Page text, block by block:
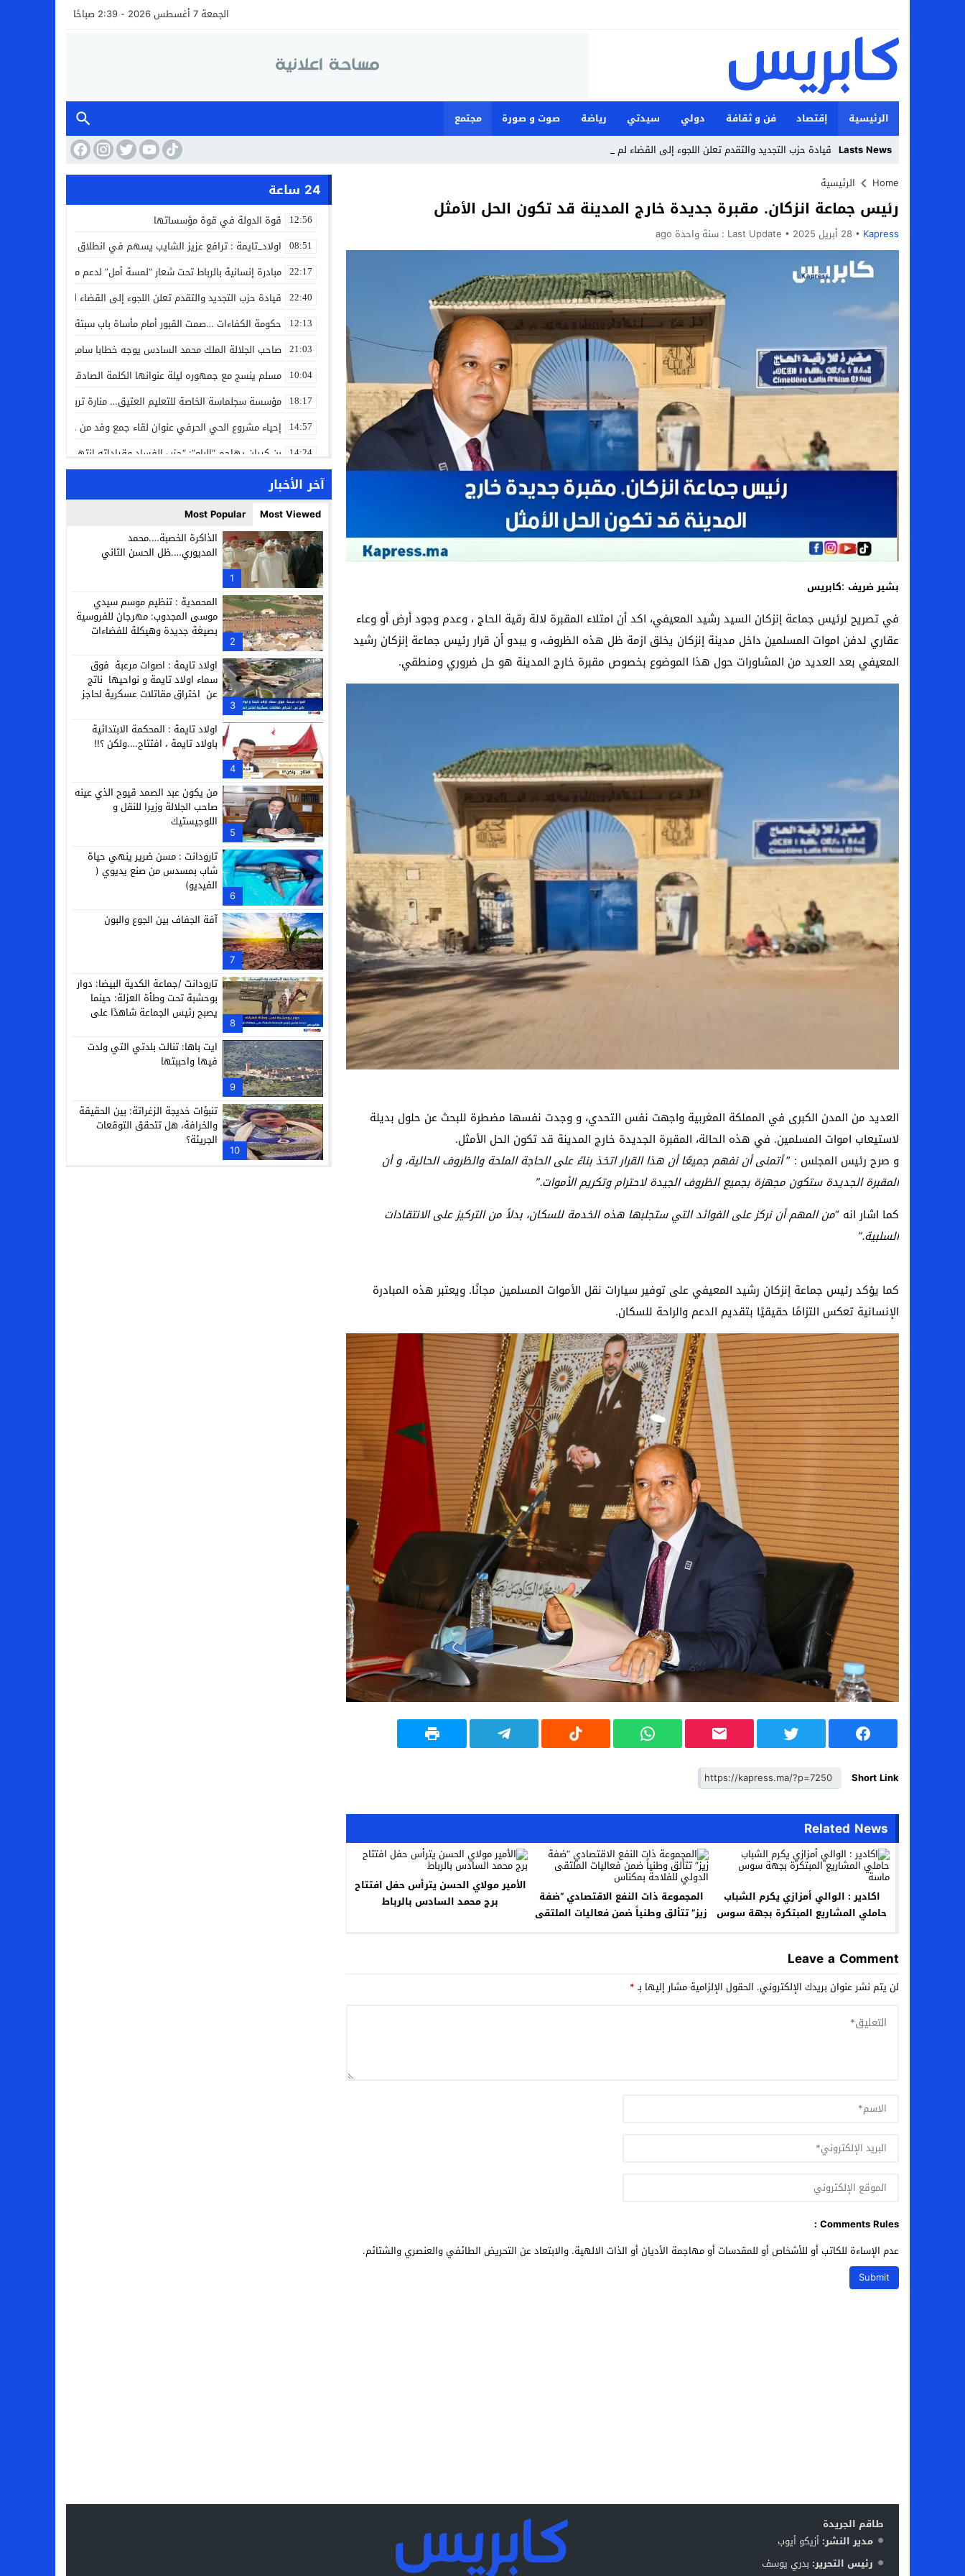
الجمعة 7 أغسطس 2026 - 2:39 صباحًا
الرئيسية إقتصاد فن و ثقافة دولي سيدتي رياضة صوت و صورة
مجتمع
Lasts News قيادة حزب التجديد والتقدم تعلن اللجوء إلى القضاء لمواجهة ما وصفته ب _
Stop
Previous
Next
Home الرئيسية
رئيس جماعة انزكان. مقبرة جديدة خارج المدينة قد تكون الحل الأمثل
Kapress 28 أبريل 2025 Last Update : سنة واحدة ago
بشير ضريف :كابريس
في تصريح لرئيس جماعة إنزكان السيد رشيد المعيفي، اكد أن امتلاء المقبرة لالة رقية الحاج ، وعدم وجود أرض أو وعاء
عقاري لدفن اموات المسلمين داخل مدينة إنزكان يخلق ازمة ظل هذه الظروف، و يبدو أن قرار رئيس جماعة إنزكان رشيد
المعيفي بعد العديد من المشاورات حول هذا الموضوع بخصوص مقبرة خارج المدينة هو حل ضروري ومنطقي.
العديد من المدن الكبرى في المملكة المغربية واجهت نفس التحدي، و وجدت نفسها مضطرة للبحث عن حلول بديلة
لاستيعاب اموات المسلمين. في هذه الحالة، المقبرة الجديدة خارج المدينة قد تكون الحل الأمثل.
و صرح رئيس المجلس : ”أتمنى أن نفهم جميعًا أن هذا القرار اتخذ بناءً على الحاجة الملحة والظروف الحالية، و أن
المقبرة الجديدة ستكون مجهزة بجميع الظروف الجيدة لاحترام وتكريم الأموات.”
كما اشار انه “من المهم أن نركز على الفوائد التي ستجلبها هذه الخدمة للسكان، بدلاً من التركيز على الانتقادات
السلبية.”
كما يؤكد رئيس جماعة إنزكان رشيد المعيفي على توفير سيارات نقل الأموات المسلمين مجانًا. ويعتبر هذه المبادرة
الإنسانية تعكس التزامًا حقيقيًا بتقديم الدعم والراحة للسكان.
Short Link
Related News
اكادير : الوالي أمزازي يكرم الشباب
حاملي المشاريع المبتكرة بجهة سوس
المجموعة ذات النفع الاقتصادي “ضفة
زيز” تتألق وطنياً ضمن فعاليات الملتقى
الأمير مولاي الحسن يترأس حفل افتتاح
برج محمد السادس بالرباط
Leave a Comment
لن يتم نشر عنوان بريدك الإلكتروني. الحقول الإلزامية مشار إليها بـ*
Comments Rules :
عدم الإساءة للكاتب أو للأشخاص أو للمقدسات أو مهاجمة الأديان أو الذات الالهية. والابتعاد عن التحريض الطائفي والعنصري والشتائم.
24 ساعة
12:56 قوة الدولة في قوة مؤسساتها
08:51 اولاد_تايمة : ترافع عزيز الشايب يسهم في انطلاق مشروع مائي
22:17 مبادرة إنسانية بالرباط تحت شعار “لمسة أمل” لدعم مرضى السرطان
22:40 قيادة حزب التجديد والتقدم تعلن اللجوء إلى القضاء لمواجهة ما
12:13 حكومة الكفاءات …صمت القبور أمام مأساة باب سبتة
21:03 صاحب الجلالة الملك محمد السادس يوجه خطابا ساميا إلى الأمة
10:04 مسلم ينسج مع جمهوره ليلة عنوانها الكلمة الصادقة في مهرجان
18:17 مؤسسة سجلماسة الخاصة للتعليم العتيق… منارة تربوية تجمع بين
14:57 إحياء مشروع الحي الحرفي عنوان لقاء جمع وفد من جمعية التضامن
14:24 بن كيران يهاجم “البام”: “حزب الفساد وقياداته انتهى ببعضها في
11:33 كمال محرر يقود استئنافية تارودانت: مسار قضائي راسخ ورؤية
حبشان وكيلاً عاماً بتارودانت: ترقية جديدة في الحركة القضائية
21:28 حزب الديمقراطيين الجدد يؤسس منظمتي شباب ونساء الصحراء بالعيون
13:37 عطش أولاد تايمة وسياسة “الحبة والقبة”: هل أصبح الماء إنجازاً بطولياً؟
12:25 انطلاق فعاليات الدورة 12 لمعرض المنتوجات المحلية بأكادير SIPTA (فيديو)
آخر الأخبار
Most Viewed
Most Popular
1
الذاكرة الخصبة….محمد
المديوري….ظل الحسن الثاني
2
المحمدية : تنظيم موسم سيدي
موسى المجدوب: مهرجان للفروسية
بصيغة جديدة وهيكلة للفضاءات
3
اولاد تايمة : اصوات مرعبة فوق
سماء اولاد تايمة و نواحيها ناتج
عن اختراق مقاتلات عسكرية لحاجز
4
اولاد تايمة : المحكمة الابتدائية
باولاد تايمة ، افتتاح….ولكن ؟!!
5
من يكون عبد الصمد قيوح الذي عينه
صاحب الجلالة وزيرا للنقل و
اللوجيستيك
6
تارودانت : مسن ضرير ينهي حياة
شاب بمسدس من صنع يديوي (
الفيديو)
7
آفة الجفاف بين الجوع والبون
8
تارودانت /جماعة الكدية البيضا: دوار
بوحشبة تحت وطأة العزلة: حينما
يصبح رئيس الجماعة شاهدًا على
9
ايت باها: تنالت بلدتي التي ولدت
فيها واحببتها
10
تنبؤات خديجة الزغراتة: بين الحقيقة
والخرافة، هل تتحقق التوقعات
الجريئة؟
طاقم الجريدة
مدير النشر: أزيكو أيوب
رئيس التحرير: بدري يوسف